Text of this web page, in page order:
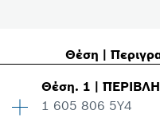
Θέση |
Θέση. 1 |
1 605 806 5Y4